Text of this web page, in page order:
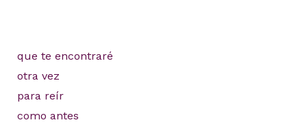
que te encontraré
otra vez
para reír
como antes